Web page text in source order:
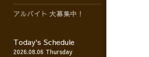
アルバイト 大募集中！
Today's Schedule
2026.08.06 Thursday